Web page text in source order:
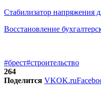
Стабилизатор напряжения
Восстановление
#брест#строительство
264
Поделится VKOK.ru